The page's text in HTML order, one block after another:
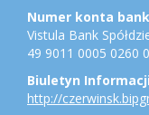
Numer konta
Vistula Bank
49 9011 0005 0260
Biuletyn
http://